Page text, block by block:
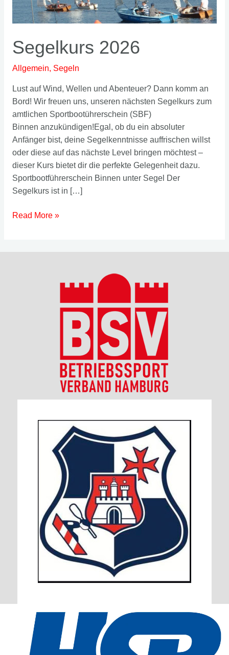
Segelkurs 2026
Allgemein, Segeln
Lust auf Wind, Wellen und Abenteuer? Dann komm an
Bord! Wir freuen uns, unseren nächsten Segelkurs zum
amtlichen Sportbootührerschein (SBF)
Binnen anzukündigen!Egal, ob du ein absoluter
Anfänger bist, deine Segelkenntnisse auffrischen willst
oder diese auf das nächste Level bringen möchtest –
dieser Kurs bietet dir die perfekte Gelegenheit dazu.
Sportbootführerschein Binnen unter Segel Der
Segelkurs ist in […]
Segelkurs
Read More »